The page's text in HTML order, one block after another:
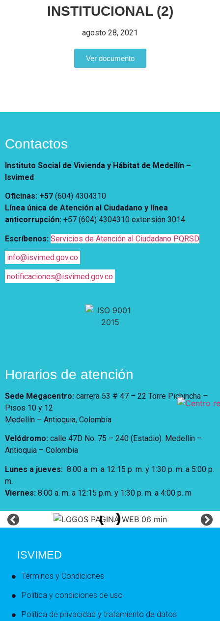
Vivienda Nueva
Arrendamiento temporal
OPV-JVC
Convocatorias
¿Qué es el ISVIMED?
Plan de Desarrollo
Opciones de accesibilidad
Centro de relevo
Más Información sobre Accesibilidad
INSTITUCIONAL (2)
agosto 28, 2021
Ver documento
Contactos
Instituto Social de Vivienda y Hábitat de Medellín –
Isvimed
Oficinas: +57 (604) 4304310
Línea única de Atención al Ciudadano y línea
anticorrupción: +57 (604) 4304310 extensión 3014
Escríbenos: Servicios de Atención al Ciudadano PQRSD
info@isvimed.gov.co
notificaciones@isvimed.gov.co
Horarios de atención
Sede Megacentro: carrera 53 # 47 – 22 Torre Pichincha –
Pisos 10 y 12
Medellín – Antioquia, Colombia
Velódromo: calle 47D No. 75 – 240 (Estadio). Medellín –
Antioquia – Colombia
Lunes a jueves: 8:00 a. m. a 12:15 p. m. y 1:30 p. m. a 5:00 p.
m.
Viernes: 8:00 a. m. a 12:15 p.m. y 1:30 p. m. a 4:00 p. m
ISVIMED
Términos y Condiciones
Política y condiciones de uso
Política de privacidad y tratamiento de datos